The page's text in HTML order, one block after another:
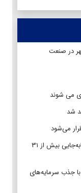
در صنعت
می شوند
پایان عملیات پروازی اربعین ۱۴۰۵" هما" با جابه‌جایی بیش از ۳۱
جذب سرمایه‌های